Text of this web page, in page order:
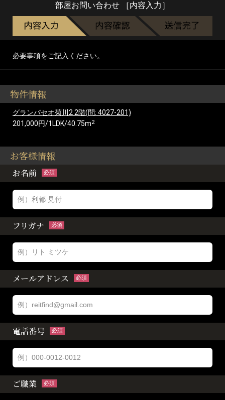
部屋お問い合わせ ［内容入力］
必要事項をご記入ください。
物件情報
グランパセオ菊川2 2階(問: 4027-201)
201,000円/1LDK/40.75m2
お客様情報
お名前 必須
フリガナ 必須
メールアドレス 必須
電話番号 必須
ご職業 必須